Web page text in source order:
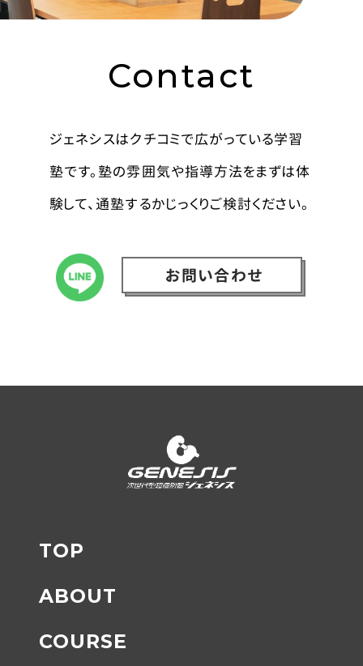
Contact
ジェネシスはクチコミで広がっている学習
塾です。塾の雰囲気や指導方法をまずは体
験して、通塾するかじっくりご検討ください。
お問い合わせ
TOP
ABOUT
COURSE